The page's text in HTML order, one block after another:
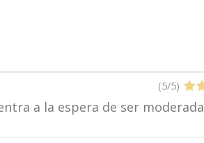
(5/5)
a la espera de ser moderada